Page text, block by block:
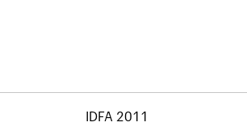
IDFA 2011